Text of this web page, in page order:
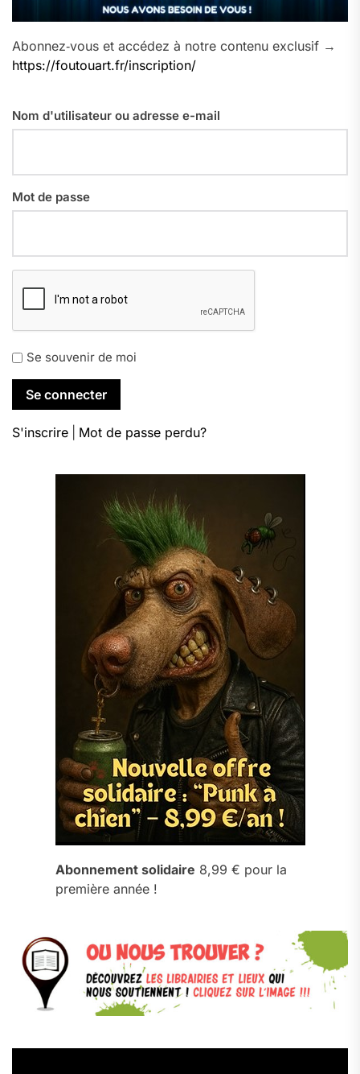
Abonnez‑vous et accédez à notre contenu exclusif →
https://foutouart.fr/inscription/
Nom d'utilisateur ou adresse e-mail
Mot de passe
Se souvenir de moi
S'inscrire Mot de passe perdu?
Abonnement solidaire 8,99 € pour la
première année !